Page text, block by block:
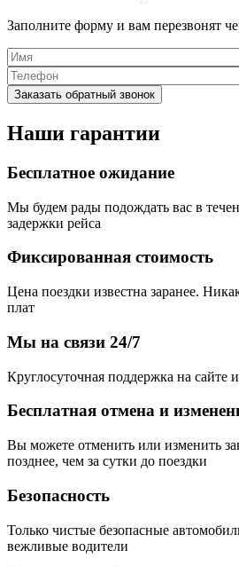
Заполните форму и вам перезвонят
Наши гарантии
Бесплатное ожидание
Мы будем рады подождать вас в
задержки рейса
Фиксированная стоимость
Цена поездки известна заранее.
плат
Мы на связи 24/7
Круглосуточная поддержка на сайте
Бесплатная отмена и
Вы можете отменить или изменить
позднее, чем за сутки до поездки
Безопасность
Только чистые безопасные
вежливые водители